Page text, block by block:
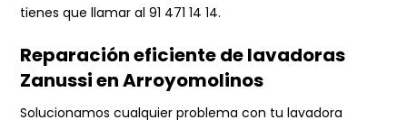
tienes que llamar al91 471 14 14.
Reparación eficiente de lavadoras
Zanussi en Arroyomolinos
Solucionamos cualquier problema con tu lavadora